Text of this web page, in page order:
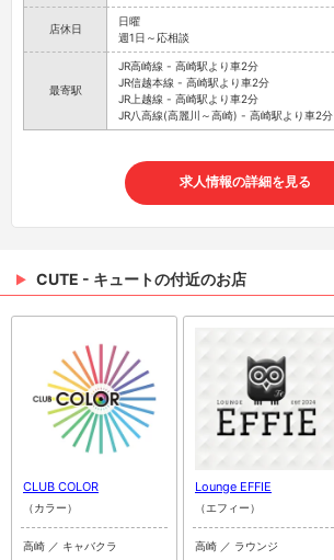
店休日
日曜
週1日～応相談
最寄駅
JR高崎線 - 高崎駅より車2分
JR信越本線 - 高崎駅より車2分
JR上越線 - 高崎駅より車2分
JR八高線(高麗川～高崎) - 高崎駅より車2分
求人情報の詳細を見る
CUTE - キュートの付近のお店
CLUB COLOR
（カラー）
高崎 ／ キャバクラ
Lounge EFFIE
（エフィー）
高崎 ／ ラウンジ